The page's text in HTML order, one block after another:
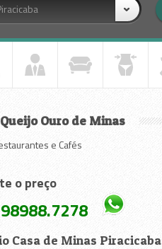
Queijo Ouro de Minas
e Cafés
o preço
Casa de Minas Piracicaba